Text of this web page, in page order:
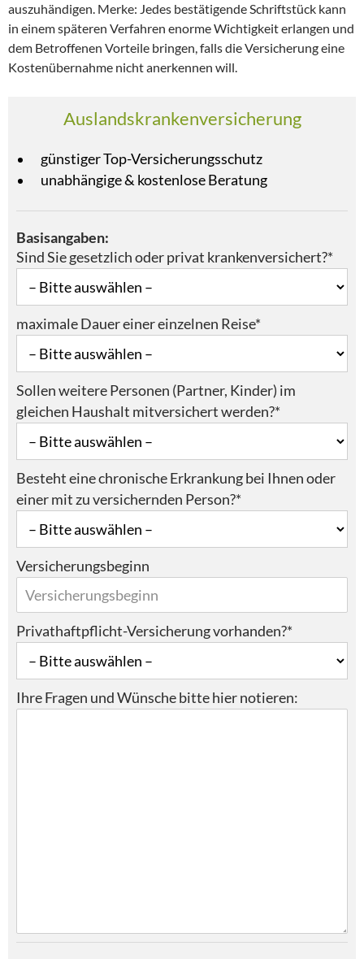
auszuhändigen. Merke: Jedes bestätigende Schriftstück kann
in einem späteren Verfahren enorme Wichtigkeit erlangen und
dem Betroffenen Vorteile bringen, falls die Versicherung eine
Kostenübernahme nicht anerkennen will.
Auslandskrankenversicherung
günstiger Top-Versicherungsschutz
unabhängige & kostenlose Beratung
Basisangaben:
Sind Sie gesetzlich oder privat krankenversichert?*
maximale Dauer einer einzelnen Reise*
Sollen weitere Personen (Partner, Kinder) im
gleichen Haushalt mitversichert werden?*
Besteht eine chronische Erkrankung bei Ihnen oder
einer mit zu versichernden Person?*
Versicherungsbeginn
Privathaftpflicht-Versicherung vorhanden?*
Ihre Fragen und Wünsche bitte hier notieren: